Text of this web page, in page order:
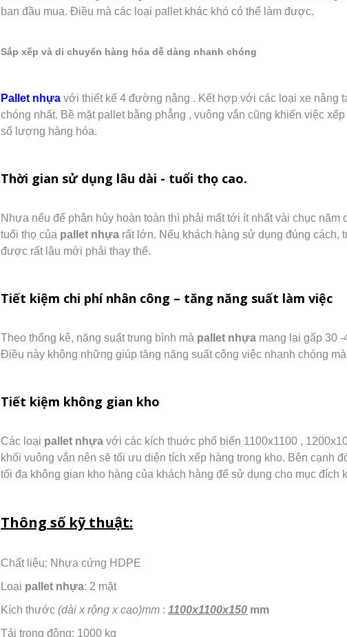
ban đầu mua. Điều mà các loại pallet khác khó có thể làm được.
Sắp xếp và di chuyển hàng hóa dễ dàng nhanh chóng
Pallet nhựa với thiết kế 4 đường nâng . Kết hợp với các loại xe nâng
chóng nhất. Bề mặt pallet bằng phẳng , vuông vắn cũng khiến việc
số lượng hàng hóa.
Thời gian sử dụng lâu dài - tuổi thọ cao.
Nhựa nếu để phân hủy hoàn toàn thì phải mất tới ít nhất vài chục
tuổi thọ của pallet nhựa rất lớn. Nếu khách hàng sử dụng đúng cách,
được rất lâu mới phải thay thế.
Tiết kiệm chi phí nhân công – tăng năng suất làm việc
Theo thống kê, năng suất trung bình mà pallet nhựa mang lại gấp 30
Điều này không những giúp tăng năng suất công việc nhanh chóng
Tiết kiệm không gian kho
Các loại pallet nhựa với các kích thuớc phổ biến 1100x1100 ,
khối vuông vắn nên sẽ tối ưu diện tích xếp hàng trong kho. Bên cạnh
tối đa không gian kho hàng của khách hàng để sử dụng cho mục đích
Thông số kỹ thuật:
Chất liệu: Nhựa cứng HDPE
Loại pallet nhựa: 2 mặt
Kích thước(dài x rộng x cao)mm :1100x1100x150 mm
Tải trọng động: 1000 kg